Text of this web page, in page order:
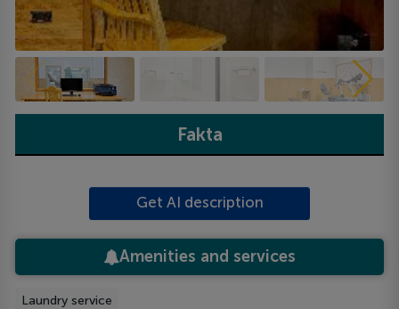
Fakta
Get AI description
Amenities and services
Laundry service